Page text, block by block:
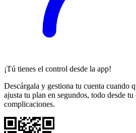
¡Tú tienes el control desde la app!
Descárgala y gestiona tu cuenta cuando
ajusta tu plan en segundos, todo desde
complicaciones.